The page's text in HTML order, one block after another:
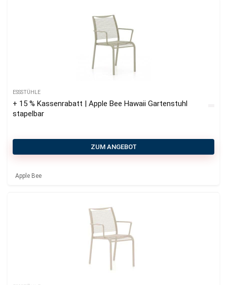
ESSSTÜHLE
+ 15 % Kassenrabatt | Apple Bee Hawaii Gartenstuhl
stapelbar
ZUM ANGEBOT
Apple Bee